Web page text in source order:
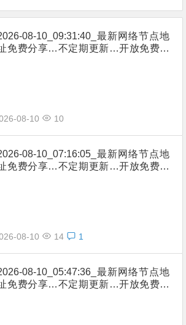
08-10_09:31:40_最新网络节点地
免费分享…不定期更新…开放免费分
08-10 10
08-10_07:16:05_最新网络节点地
免费分享…不定期更新…开放免费分
08-10 14 1
08-10_05:47:36_最新网络节点地
免费分享…不定期更新…开放免费分